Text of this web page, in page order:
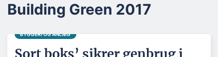
Building Green 2017
BYGGERI OG ANLÆG